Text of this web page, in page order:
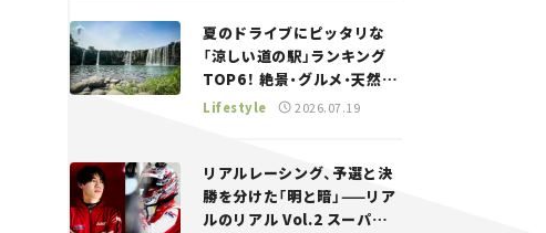
夏のドライブにピッタリな
「涼しい道の駅」ランキング
TOP6！ 絶景・グルメ・天然ク
ーラーなど、避暑におすすめ
Lifestyle 2026.07.19
リアルレーシング、予選と決
勝を分けた「明と暗」——リア
ルのリアル Vol.2 スーパー